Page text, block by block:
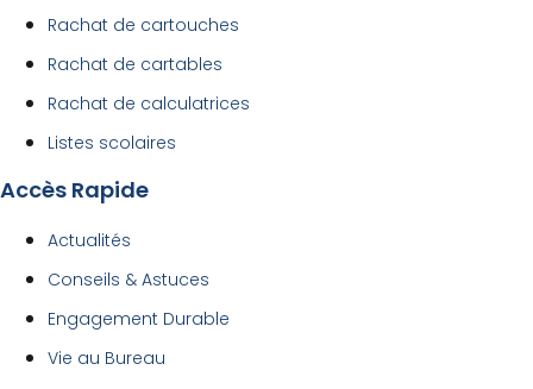
Rachat de cartouches
Rachat de cartables
Rachat de calculatrices
Listes scolaires
Accès Rapide
Actualités
Conseils & Astuces
Engagement Durable
Vie au Bureau